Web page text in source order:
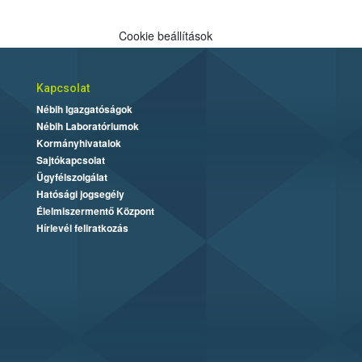
Cookie beállítások
Kapcsolat
Nébih Igazgatóságok
Nébih Laboratóriumok
Kormányhivatalok
Sajtókapcsolat
Ügyfélszolgálat
Hatósági jogsegély
Élelmiszermentő Központ
Hírlevél feliratkozás